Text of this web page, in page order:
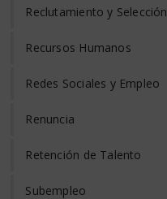
Reclutamiento y Selección
Recursos Humanos
Redes Sociales y Empleo
Renuncia
Retención de Talento
Subempleo